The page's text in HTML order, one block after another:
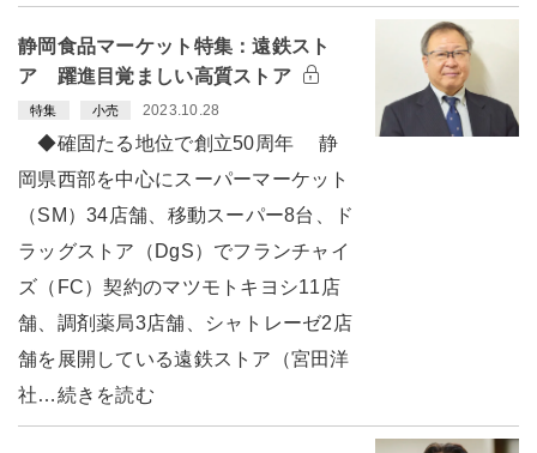
静岡食品マーケット特集：遠鉄スト
ア 躍進目覚ましい高質ストア
特集 小売 2023.10.28
◆確固たる地位で創立50周年 静
岡県西部を中心にスーパーマーケット
（SM）34店舗、移動スーパー8台、ド
ラッグストア（DgS）でフランチャイ
ズ（FC）契約のマツモトキヨシ11店
舗、調剤薬局3店舗、シャトレーゼ2店
舗を展開している遠鉄ストア（宮田洋
社…続きを読む